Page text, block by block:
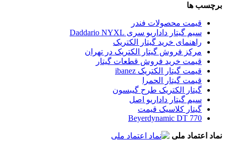
برچسب ها
قیمت محصولات فندر
سیم گیتار داداریو سری Daddario NYXL
راهنمای خرید گیتار الکتریک
مرکز فروش گیتار الکتریک در تهران
قیمت خرید فروش قطعات گیتار
قیمت گیتار الکتریک ibanez
قیمت گیتار الحمرا
گیتار الکتریک طرح گیبسون
سیم گیتار داداریو اصل
گیتار کلاسیک قیمت
Beyerdynamic DT 770
نماد اعتماد ملی